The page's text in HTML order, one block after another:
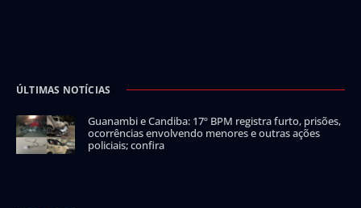
ÚLTIMAS NOTÍCIAS
Guanambi e Candiba: 17º BPM registra furto, prisões,
ocorrências envolvendo menores e outras ações
policiais; confira